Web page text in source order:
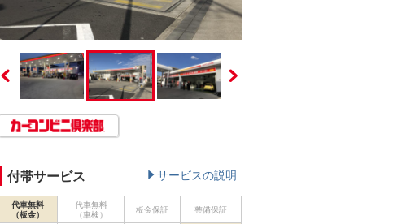
付帯サービス サービスの説明
代車無料
（板金）
代車無料
（車検）
板金保証 整備保証